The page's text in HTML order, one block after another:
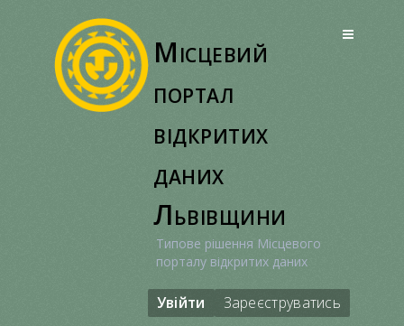
Місцевий
портал
відкритих
даних
Львівщини
Типове рішення Місцевого
порталу відкритих даних
Увійти Зареєструватись